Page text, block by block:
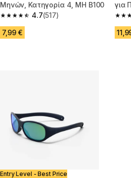
Μηνών, Κατηγορία 4, MH B100
4.7
4.7 out of 5 stars from 517 reviews
(517)
7,99 €
για
MH
4.8
Entry Level - Best Price